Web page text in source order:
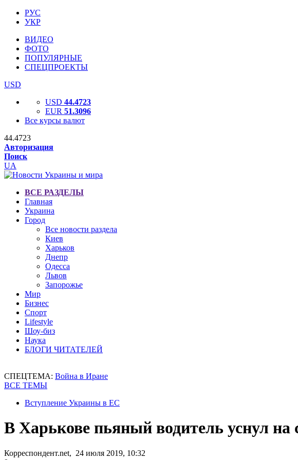
РУС
УКР
ВИДЕО
ФОТО
ПОПУЛЯРНЫЕ
СПЕЦПРОЕКТЫ
USD
USD 44.4723
EUR 51.3096
Все курсы валют
44.4723
Авторизация
Поиск
UA
ВСЕ РАЗДЕЛЫ
Главная
Украина
Город
Все новости раздела
Киев
Харьков
Днепр
Одесса
Львов
Запорожье
Мир
Бизнес
Спорт
Lifestyle
Шоу-биз
Наука
БЛОГИ ЧИТАТЕЛЕЙ
СПЕЦТЕМА: Война в Иране
ВСЕ ТЕМЫ
Вступление Украины в ЕС
В Харькове пьяный водитель уснул на
Корреспондент.net, 24 июля 2019, 10:32